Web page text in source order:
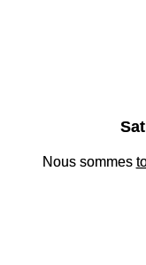
Nous sommes